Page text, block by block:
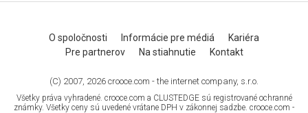
O spoločnosti Informácie pre médiá
Kariéra
Pre partnerov
Na stiahnutie Kontakt
(C) 2007, 2026 crooce.com - the internet company, s.r.o.
Všetky práva vyhradené. crooce.com a CLUSTEDGE sú registrované ochranné
známky. Všetky ceny sú uvedené vrátane DPH v zákonnej sadzbe. crooce.com -